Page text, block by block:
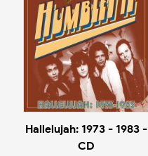
Hallelujah: 1973 - 1983 -
CD